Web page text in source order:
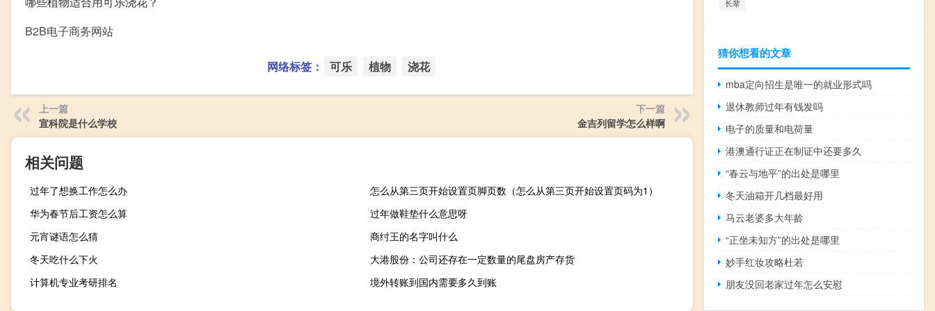
B2B电子商务网站
网络标签： 可乐 植物 浇花
上一篇
宣科院是什么学校
下一篇
金吉列留学怎么样啊
相关问题
过年了想换工作怎么办
怎么从第三页开始设置页脚页数（怎么从第三页开始设置页码为1）
华为春节后工资怎么算
过年做鞋垫什么意思呀
元宵谜语怎么猜
商纣王的名字叫什么
冬天吃什么下火
大港股份：公司还存在一定数量的尾盘房产存货
计算机专业考研排名
境外转账到国内需要多久到账
长辈
猜你想看的文章
mba定向招生是唯一的就业形式吗
退休教师过年有钱发吗
电子的质量和电荷量
港澳通行证正在制证中还要多久
“春云与地平”的出处是哪里
冬天油箱开几档最好用
马云老婆多大年龄
“正坐未知方”的出处是哪里
妙手红妆攻略杜若
朋友没回老家过年怎么安慰